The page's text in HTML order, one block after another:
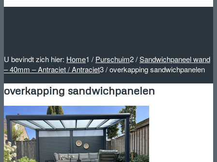
U bevindt zich hier: Home1 / Purschuim2/Sandwichpaneel wand
– 40mm – Antraciet / Antraciet3/overkapping sandwichpanelen
overkapping sandwichpanelen